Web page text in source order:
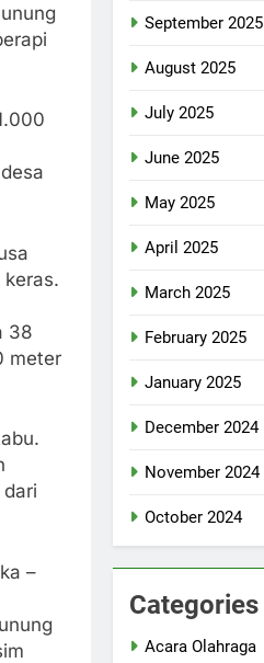
38
meter
–
September 2025
August 2025
July 2025
June 2025
May 2025
April 2025
March 2025
February 2025
January 2025
December 2024
November 2024
October 2024
Categories
Acara Olahraga